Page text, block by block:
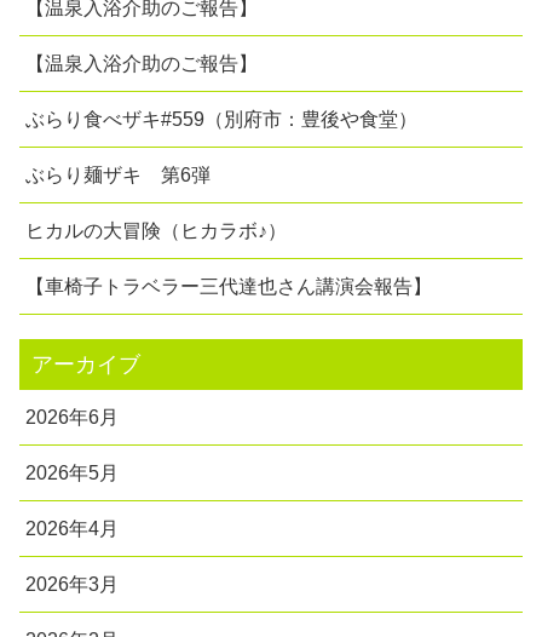
【温泉入浴介助のご報告】
【温泉入浴介助のご報告】
ぶらり食べザキ#559（別府市：豊後や食堂）
ぶらり麺ザキ 第6弾
ヒカルの大冒険（ヒカラボ♪）
【車椅子トラベラー三代達也さん講演会報告】
アーカイブ
2026年6月
2026年5月
2026年4月
2026年3月